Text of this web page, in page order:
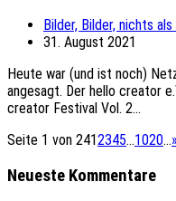
Bilder, Bilder, nichts
31. August 2021
Heute war (und ist noch)
angesagt. Der hello creator
creator Festival Vol. 2...
Seite 1 von 2412345...1020...»
Neueste Kommentare